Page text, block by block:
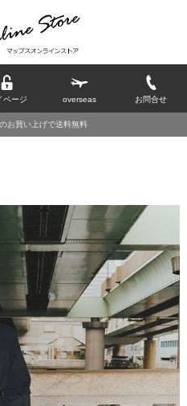
ページ overseas お問合せ
お買い上げで送料無料